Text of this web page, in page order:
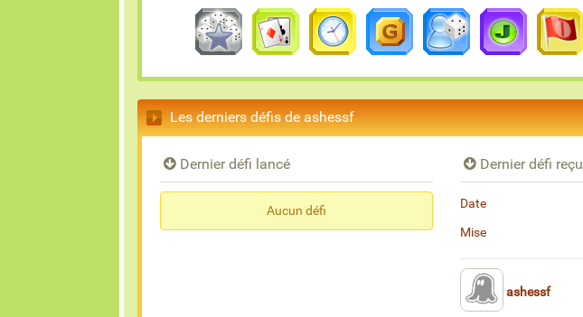
Les derniers défis de ashessf
Dernier défi lancé
Aucun défi
Dernier défi reçu
Date
Mise
ashessf